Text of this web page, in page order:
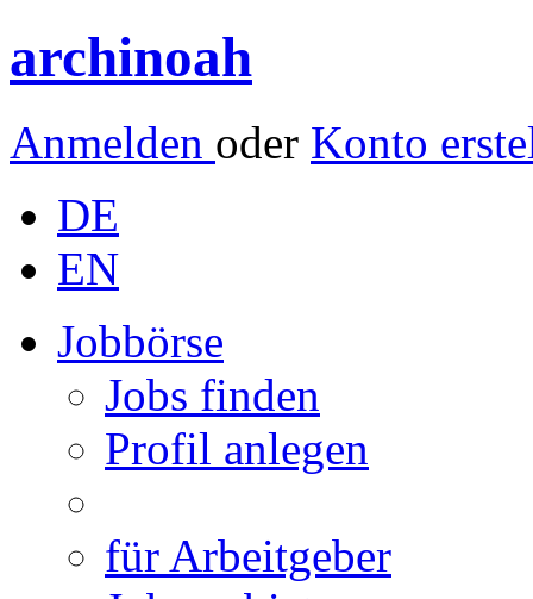
archinoah
Anmelden oder Konto
DE
EN
Jobbörse
Jobs finden
Profil anlegen
für Arbeitgeber